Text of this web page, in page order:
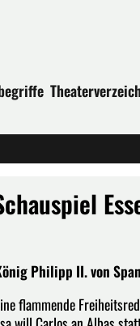
Philipp II. von
flammende